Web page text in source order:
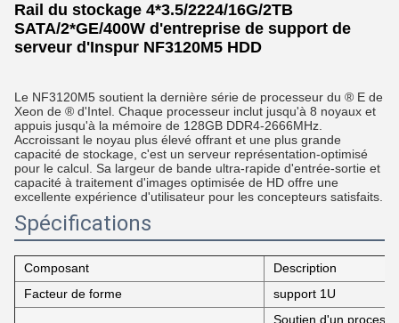
Rail du stockage 4*3.5/2224/16G/2TB
SATA/2*GE/400W d'entreprise de support de
serveur d'Inspur NF3120M5 HDD
Le NF3120M5 soutient la dernière série de processeur du ® E de
Xeon de ® d'Intel. Chaque processeur inclut jusqu'à 8 noyaux et
appuis jusqu'à la mémoire de 128GB DDR4-2666MHz.
Accroissant le noyau plus élevé offrant et une plus grande
capacité de stockage, c'est un serveur représentation-optimisé
pour le calcul. Sa largeur de bande ultra-rapide d'entrée-sortie et
capacité à traitement d'images optimisée de HD offre une
excellente expérience d'utilisateur pour les concepteurs satisfaits.
Spécifications
Composant
Description
Facteur de forme
support 1U
Soutien d'un